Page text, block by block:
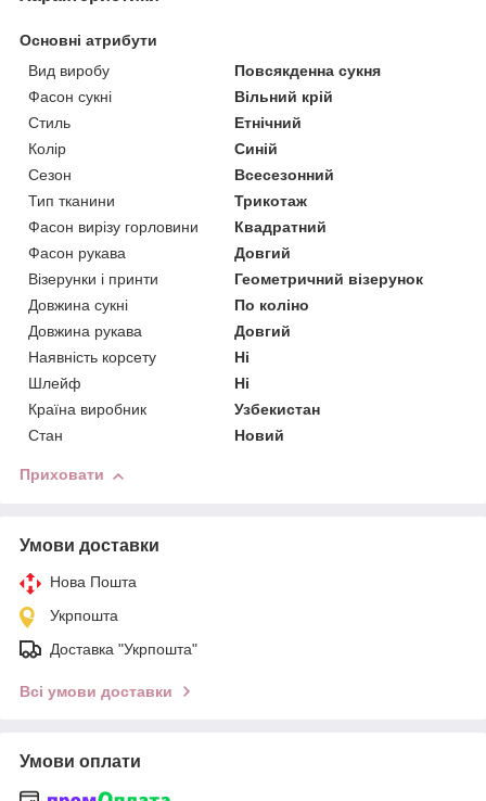
Основні атрибути
Вид виробу
Повсякденна сукня
Фасон сукні
Вільний крій
Стиль
Етнічний
Колір
Синій
Сезон
Всесезонний
Тип тканини
Трикотаж
Фасон вирізу горловини
Квадратний
Фасон рукава
Довгий
Візерунки і принти
Геометричний візерунок
Довжина сукні
По коліно
Довжина рукава
Довгий
Наявність корсету
Ні
Шлейф
Ні
Країна виробник
Узбекистан
Стан
Новий
Приховати
Умови доставки
Нова Пошта
Укрпошта
Доставка "Укрпошта"
Всі умови доставки
Умови оплати